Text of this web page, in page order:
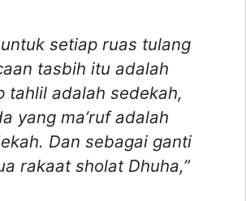
setiap ruas tulang
tasbih itu adalah
tahlil adalah sedekah,
yang ma’ruf adalah
Dan sebagai ganti
rakaat sholat Dhuha,”